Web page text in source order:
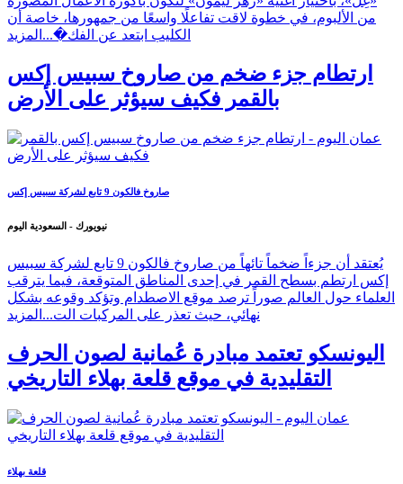
أطلقت الفنانة بلقيس فتحي أول فيديو كليب من ألبومها الأخير
«غِلّ»، باختيار أغنية «زهر ليمون» لتكون باكورة الأعمال المصورة
من الألبوم، في خطوة لاقت تفاعلًا واسعًا من جمهورها، خاصة أن
الكليب ابتعد عن الفك�...
ارتطام جزء ضخم من صاروخ سبيس إكس
بالقمر فكيف سيؤثر على الأرض
يُعتقد أن جزءاً ضخماً تائهاً من صاروخ فالكون 9 تابع لشركة سبيس
إكس ارتطم بسطح القمر في إحدى المناطق المتوقعة، فيما يترقب
العلماء حول العالم صوراً ترصد موقع الاصطدام وتؤكد وقوعه بشكل
نهائي، حيث تعذر على المركبات الت...
اليونسكو تعتمد مبادرة عُمانية لصون الحرف
التقليدية في موقع قلعة بهلاء التاريخي